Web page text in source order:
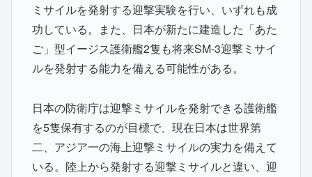
ミサイルを発射する迎撃実験を行い、いずれも成
功している。また、日本が新たに建造した「あた
ご」型イージス護衛艦2隻も将来SM-3迎撃ミサイ
ルを発射する能力を備える可能性がある。
日本の防衛庁は迎撃ミサイルを発射できる護衛艦
を5隻保有するのが目標で、現在日本は世界第
二、アジア一の海上迎撃ミサイルの実力を備えて
いる。陸上から発射する迎撃ミサイルと違い、迎